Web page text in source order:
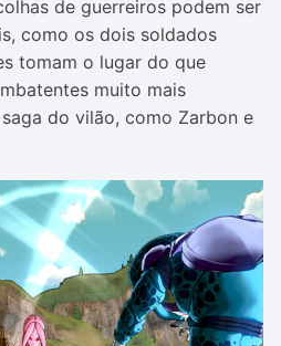
de guerreiros podem ser
como os dois soldados
tomam o lugar do que
muito mais
do vilão, como Zarbon e